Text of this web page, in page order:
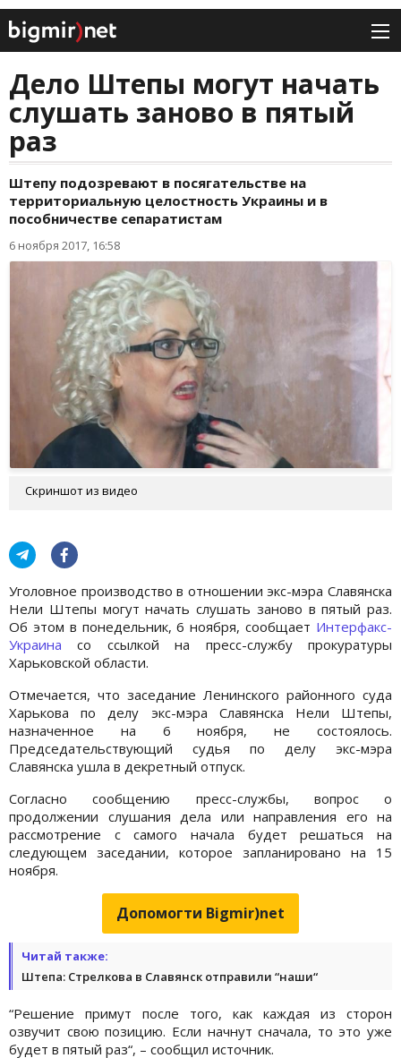
Дело Штепы могут начать
слушать заново в пятый
раз
Штепу подозревают в посягательстве на
территориальную целостность Украины и в
пособничестве сепаратистам
6 ноября 2017, 16:58
Скриншот из видео
Уголовное производство в отношении экс-мэра Славянска
Нели Штепы могут начать слушать заново в пятый раз.
Об этом в понедельник, 6 ноября, сообщает Интерфакс-
Украина со ссылкой на пресс-службу прокуратуры
Харьковской области.
Отмечается, что заседание Ленинского районного суда
Харькова по делу экс-мэра Славянска Нели Штепы,
назначенное на 6 ноября, не состоялось.
Председательствующий судья по делу экс-мэра
Славянска ушла в декретный отпуск.
Согласно сообщению пресс-службы, вопрос о
продолжении слушания дела или направления его на
рассмотрение с самого начала будет решаться на
следующем заседании, которое запланировано на 15
ноября.
Допомогти Bigmir)net
Читай также:
Штепа: Стрелкова в Славянск отправили “наши“
“Решение примут после того, как каждая из сторон
озвучит свою позицию. Если начнут сначала, то это уже
будет в пятый раз“, – сообщил источник.